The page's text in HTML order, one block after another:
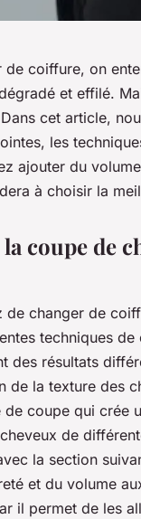
coiffure, on
et effilé.
cet article,
les
ajouter du
à choisir la
coupe de
de changer de
techniques
des résultats
la texture des
coupe qui crée
de
la section
et du volume
il permet de les